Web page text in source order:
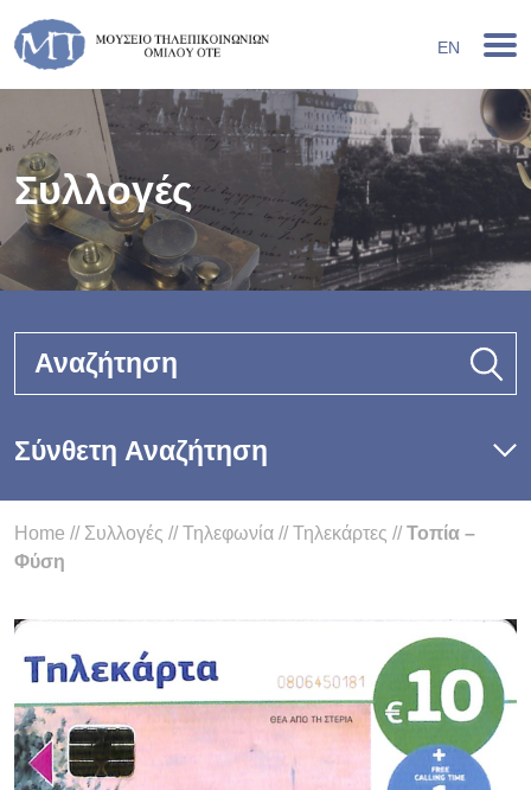
EN
Συλλογές
Αναζήτηση
Σύνθετη Αναζήτηση
Home // Συλλογές //Τηλεφωνία //Τηλεκάρτες //Τοπία –
Φύση